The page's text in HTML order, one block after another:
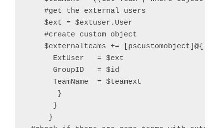
$teamext = ((Get-Team | Where-Object
    #get the external users
    #create custom object
    $externalteams += [pscustomobject]@{
      GroupID   = $id
       }
      }
     }